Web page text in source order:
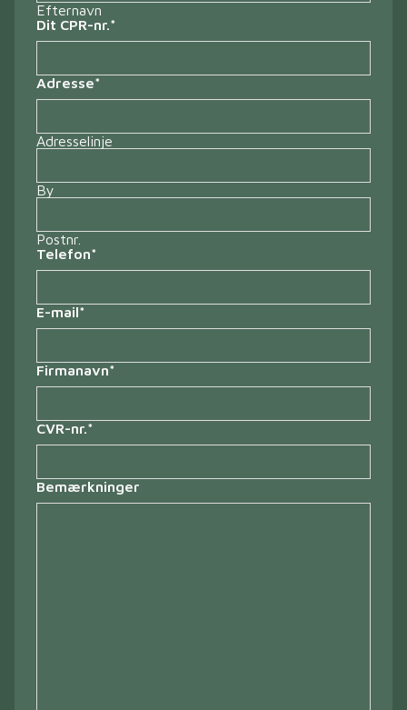
Efternavn
Dit CPR-nr.*
Adresse*
Adresselinje
By
Postnr.
Telefon*
E-mail*
Firmanavn*
CVR-nr.*
Bemærkninger